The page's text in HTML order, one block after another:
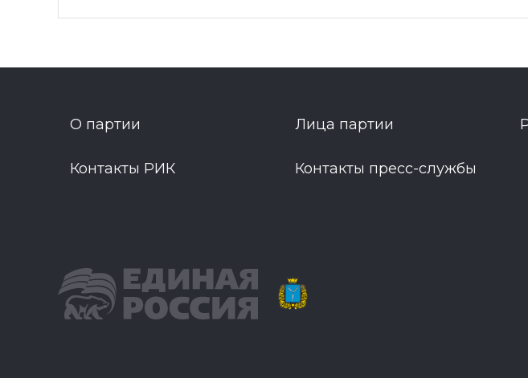
О партии Лица партии
Контакты РИК Контакты пресс-службы